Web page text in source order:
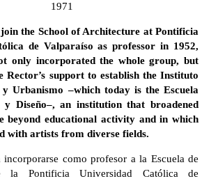
1971
the School of Architecture at Pontificia
de Valparaíso as professor in 1952,
only incorporated the whole group, but
Rector’s support to establish the Instituto
Urbanismo –which today is the Escuela
y Diseño–, an institution that broadened
beyond educational activity and in which
with artists from diverse fields.
como profesor a la Escuela de
la Pontificia Universidad Católica de